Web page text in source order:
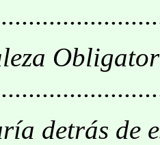
detrás de